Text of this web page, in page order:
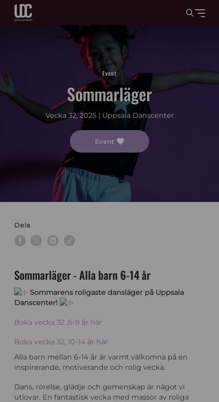
Event
Sommarläger
Vecka 32, 2025 | Uppsala Danscenter
Event
Dela
Sommarläger - Alla barn 6-14 år
Sommarens roligaste dansläger på Uppsala
Danscenter!
Boka vecka 32 ,6-9 år här
Boka vecka 32, 10-14 år här
Alla barn mellan 6-14 år är varmt välkomna på en
inspirerande, motiverande och rolig vecka.
Dans, rörelse, glädje och gemenskap är något vi
utlovar. En fantastisk vecka med massor av roliga